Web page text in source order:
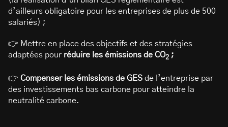
d’ailleurs obligatoire pour les entreprises de plus de 500
salariés) ;
👉 Mettre en place des objectifs et des stratégies
adaptées pour réduire les émissions de CO2 ;
👉 Compenser les émissions de GES de l’entreprise par
des investissements bas carbone pour atteindre la
neutralité carbone.